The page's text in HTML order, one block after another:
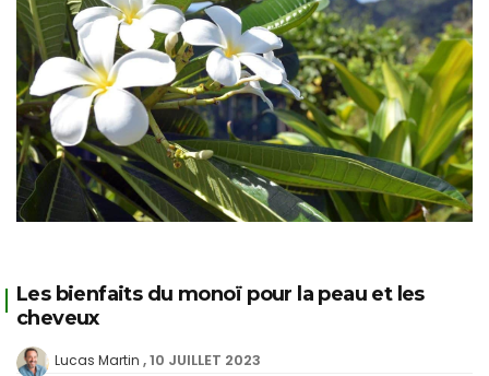
Les bienfaits du monoï pour la peau et les
cheveux
Lucas Martin 10 JUILLET 2023